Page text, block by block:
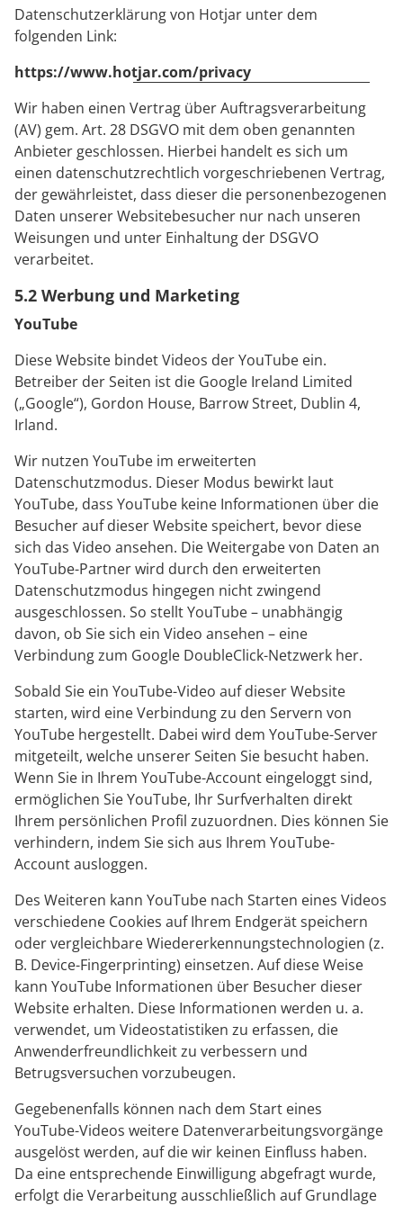
Datenschutzerklärung von Hotjar unter dem
folgenden Link:
https://www.hotjar.com/privacy
Wir haben einen Vertrag über Auftragsverarbeitung
(AV) gem. Art. 28 DSGVO mit dem oben genannten
Anbieter geschlossen. Hierbei handelt es sich um
einen datenschutzrechtlich vorgeschriebenen Vertrag,
der gewährleistet, dass dieser die personenbezogenen
Daten unserer Websitebesucher nur nach unseren
Weisungen und unter Einhaltung der DSGVO
verarbeitet.
5.2 Werbung und Marketing
YouTube
Diese Website bindet Videos der YouTube ein.
Betreiber der Seiten ist die Google Ireland Limited
(„Google“), Gordon House, Barrow Street, Dublin 4,
Irland.
Wir nutzen YouTube im erweiterten
Datenschutzmodus. Dieser Modus bewirkt laut
YouTube, dass YouTube keine Informationen über die
Besucher auf dieser Website speichert, bevor diese
sich das Video ansehen. Die Weitergabe von Daten an
YouTube-Partner wird durch den erweiterten
Datenschutzmodus hingegen nicht zwingend
ausgeschlossen. So stellt YouTube – unabhängig
davon, ob Sie sich ein Video ansehen – eine
Verbindung zum Google DoubleClick-Netzwerk her.
Sobald Sie ein YouTube-Video auf dieser Website
starten, wird eine Verbindung zu den Servern von
YouTube hergestellt. Dabei wird dem YouTube-Server
mitgeteilt, welche unserer Seiten Sie besucht haben.
Wenn Sie in Ihrem YouTube-Account eingeloggt sind,
ermöglichen Sie YouTube, Ihr Surfverhalten direkt
Ihrem persönlichen Profil zuzuordnen. Dies können Sie
verhindern, indem Sie sich aus Ihrem YouTube-
Account ausloggen.
Des Weiteren kann YouTube nach Starten eines Videos
verschiedene Cookies auf Ihrem Endgerät speichern
oder vergleichbare Wiedererkennungstechnologien (z.
B. Device-Fingerprinting) einsetzen. Auf diese Weise
kann YouTube Informationen über Besucher dieser
Website erhalten. Diese Informationen werden u. a.
verwendet, um Videostatistiken zu erfassen, die
Anwenderfreundlichkeit zu verbessern und
Betrugsversuchen vorzubeugen.
Gegebenenfalls können nach dem Start eines
YouTube-Videos weitere Datenverarbeitungsvorgänge
ausgelöst werden, auf die wir keinen Einfluss haben.
Da eine entsprechende Einwilligung abgefragt wurde,
erfolgt die Verarbeitung ausschließlich auf Grundlage